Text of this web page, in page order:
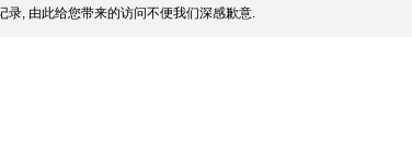
录, 由此给您带来的访问不便我们深感歉意.